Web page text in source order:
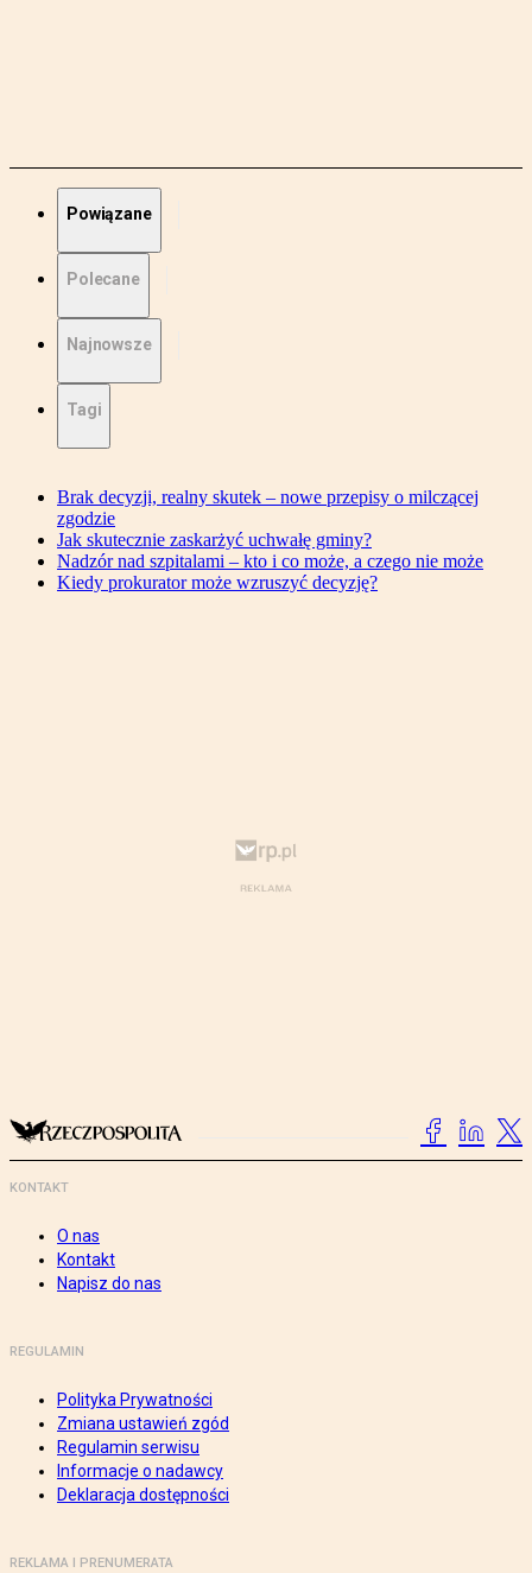
Powiązane
Polecane
Najnowsze
Tagi
Brak decyzji, realny skutek – nowe przepisy o milczącej
zgodzie
Jak skutecznie zaskarżyć uchwałę gminy?
Nadzór nad szpitalami – kto i co może, a czego nie może
Kiedy prokurator może wzruszyć decyzję?
KONTAKT
O nas
Kontakt
Napisz do nas
REGULAMIN
Polityka Prywatności
Zmiana ustawień zgód
Regulamin serwisu
Informacje o nadawcy
Deklaracja dostępności
REKLAMA I PRENUMERATA